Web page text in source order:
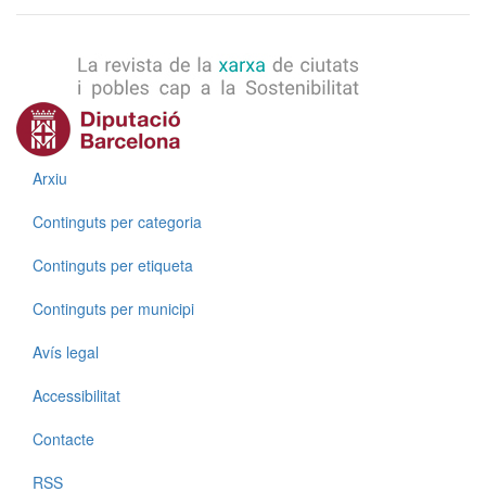
Menú
Arxiu
Continguts per categoria
Continguts per etiqueta
Continguts per municipi
Menú
Avís legal
Accessibilitat
Contacte
RSS